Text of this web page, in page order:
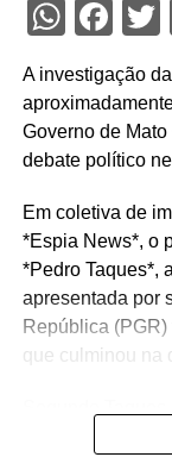
A investigação
Governo de
debate político
Em coletiva de
*Espia News*, o
*Pedro Taques*,
apresentada por
República
que culminou na
análise de